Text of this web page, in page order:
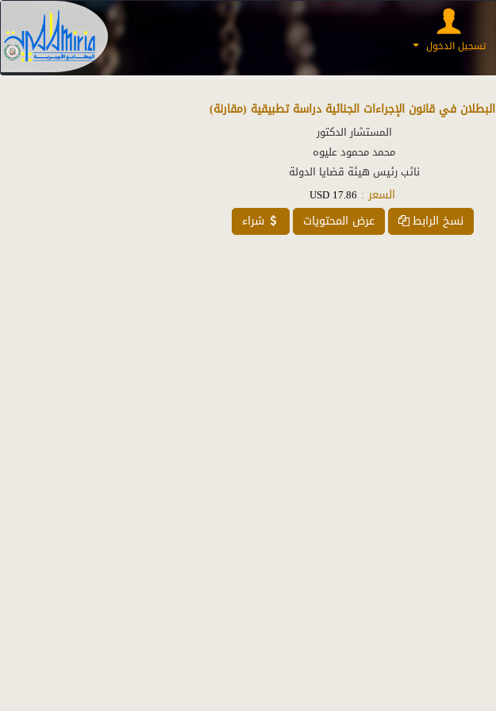
تسجيل الدخول
البطلان في قانون الإجراءات الجنائية دراسة تطبيقية (مقارنة)
نائب رئيس هيئة قضايا الدولة
السعر : 17.86
USD
نسخ الرابط عرض المحتويات شراء